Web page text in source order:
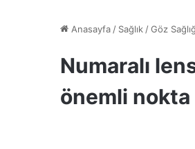
Anasayfa / Sağlık /Göz
Numaralı
önemli nokta